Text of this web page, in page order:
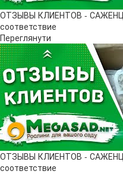
ОТЗЫВЫ КЛИЕНТОВ -
соответствие
Переглянути
ОТЗЫВЫ КЛИЕНТОВ -
соответствие